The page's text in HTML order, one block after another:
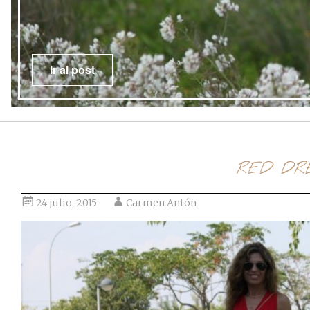
Ir al post
RED
24 julio, 2015 Carmen Antón